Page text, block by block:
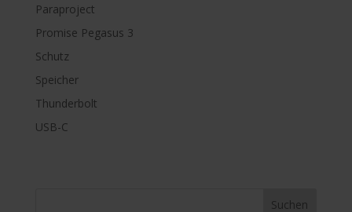
Paraproject
Promise Pegasus 3
Schutz
Speicher
Thunderbolt
USB-C